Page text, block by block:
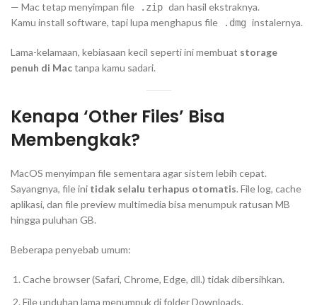
— Mac tetap menyimpan file
.zip dan hasil ekstraknya.
Kamu install software, tapi lupa menghapus file
.dmg instalernya.
Lama-kelamaan, kebiasaan kecil seperti ini membuat storage
penuh di Mactanpa kamu sadari.
Kenapa ‘Other Files’ Bisa
Membengkak?
MacOS menyimpan file sementara agar sistem lebih cepat.
Sayangnya, file ini tidak selalu terhapus otomatis. File log, cache
aplikasi, dan file preview multimedia bisa menumpuk ratusan MB
hingga puluhan GB.
Beberapa penyebab umum:
Cache browser (Safari, Chrome, Edge, dll.) tidak dibersihkan.
File unduhan lama menumpuk di folder Downloads.